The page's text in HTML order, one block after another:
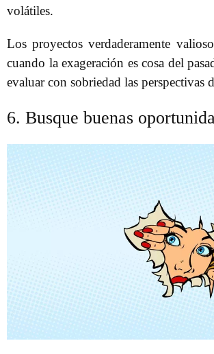
volátiles.
Los proyectos verdaderamente
cuando la exageración es cosa del
evaluar con sobriedad las perspectivas
6. Busque buenas